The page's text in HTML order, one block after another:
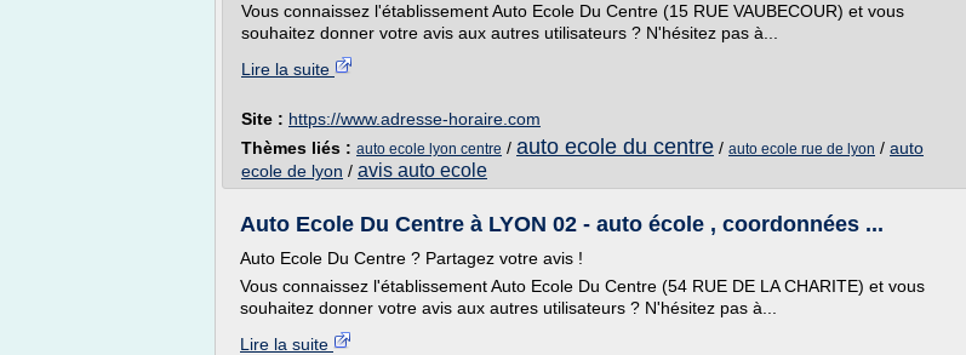
Vous connaissez l'établissement Auto Ecole Du Centre (15 RUE VAUBECOUR) et vous
souhaitez donner votre avis aux autres utilisateurs ? N'hésitez pas à...
Lire la suite
Site : https://www.adresse-horaire.com
Thèmes liés : auto ecole lyon centre / auto ecole du centre / auto ecole rue de lyon / auto
ecole de lyon / avis auto ecole
Auto Ecole Du Centre à LYON 02 - auto école , coordonnées ...
Auto Ecole Du Centre ? Partagez votre avis !
Vous connaissez l'établissement Auto Ecole Du Centre (54 RUE DE LA CHARITE) et vous
souhaitez donner votre avis aux autres utilisateurs ? N'hésitez pas à...
Lire la suite